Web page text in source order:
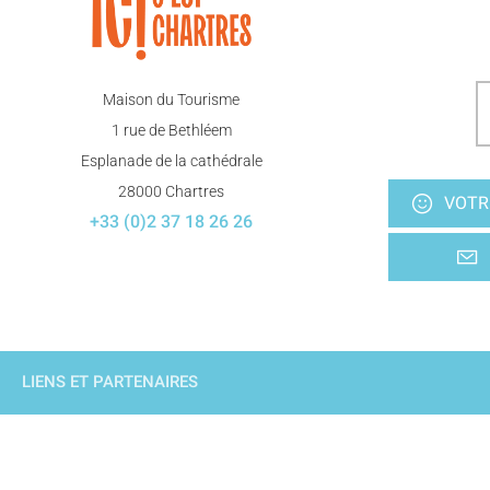
Maison du Tourisme
1 rue de Bethléem
Esplanade de la cathédrale
28000 Chartres
+33 (0)2 37 18 26 26
LIENS ET PARTENAIRES